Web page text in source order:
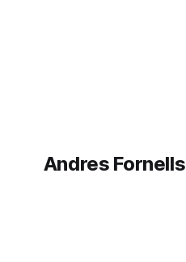
Andres Fornells